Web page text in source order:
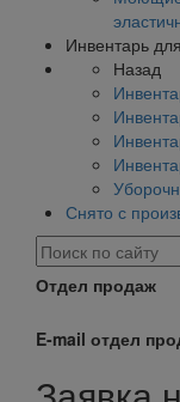
Инвентарь
Назад
Снято с
Отдел продаж
E-mail отдел